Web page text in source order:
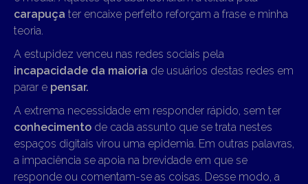
carapuça ter encaixe perfeito reforçam a frase e minha
teoria.
A estupidez venceu nas redes sociais pela
incapacidade da maioria de usuários destas redes em
parar e pensar.
A extrema necessidade em responder rápido, sem ter
conhecimento de cada assunto que se trata nestes
espaços digitais virou uma epidemia. Em outras palavras,
a impaciência se apoia na brevidade em que se
responde ou comentam-se as coisas. Desse modo, a